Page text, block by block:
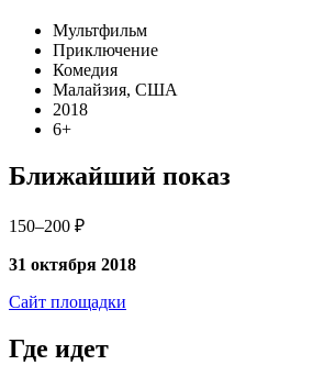
Мультфильм
Приключение
Комедия
Малайзия, США
2018
6+
Ближайший показ
150–200 ₽
31 октября 2018
Сайт площадки
Где идет